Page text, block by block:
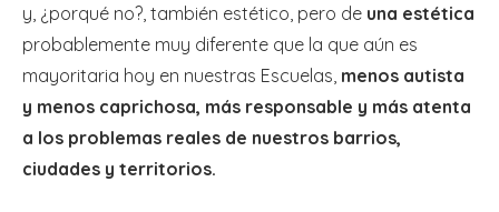
y, ¿porqué no?, también estético, pero de una estética
probablemente muy diferente que la que aún es
mayoritaria hoy en nuestras Escuelas, menos autista
y menos caprichosa, más responsable y más atenta
a los problemas reales de nuestros barrios,
ciudades y territorios.